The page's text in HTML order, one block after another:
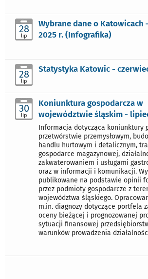
28
lip
Wybrane dane o Katowicach
2025 r. (Infografika)
28
lip
Statystyka Katowic -
30
lip
Koniunktura gospodarcza w
województwie śląskim -
Informacja dotycząca koniunktury
przetwórstwie przemysłowym,
handlu hurtowym i detalicznym,
gospodarce magazynowej,
zakwaterowaniem i usługami
oraz w informacji i komunikacji.
publikowane na podstawie opinii
przez podmioty gospodarcze z
województwa śląskiego.
m.in. diagnozy dotyczące portfela
oceny bieżącej i prognozowanej
sytuacji finansowej
warunków prowadzenia